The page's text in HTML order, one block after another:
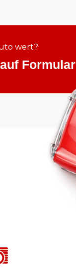
wert?
Formular